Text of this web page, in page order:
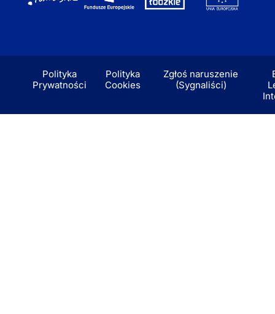
Polityka
Prywatności
Polityka
Cookies
Zgłoś naruszenie
(Sygnaliści)